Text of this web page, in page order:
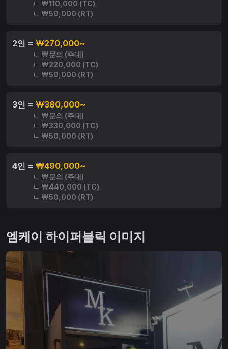
ㄴ ₩110,000 (TC)
ㄴ ₩50,000 (RT)
2인 = ₩270,000~
ㄴ ₩문의 (주대)
ㄴ ₩220,000 (TC)
ㄴ ₩50,000 (RT)
3인 = ₩380,000~
ㄴ ₩문의 (주대)
ㄴ ₩330,000 (TC)
ㄴ ₩50,000 (RT)
4인 = ₩490,000~
ㄴ ₩문의 (주대)
ㄴ ₩440,000 (TC)
ㄴ ₩50,000 (RT)
엠케이 하이퍼블릭 이미지